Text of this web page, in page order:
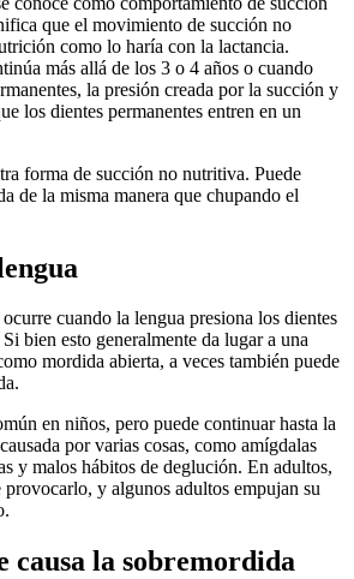
que el movimiento de succión no
como lo haría con la lactancia.
más allá de los 3 o 4 años o cuando
la presión creada por la succión y
los dientes permanentes entren en un
forma de succión no nutritiva. Puede
de la misma manera que chupando el
cuando la lengua presiona los dientes
bien esto generalmente da lugar a una
mordida abierta, a veces también puede
en niños, pero puede continuar hasta la
por varias cosas, como amígdalas
y malos hábitos de deglución. En adultos,
provocarlo, y algunos adultos empujan su
causa la sobremordida